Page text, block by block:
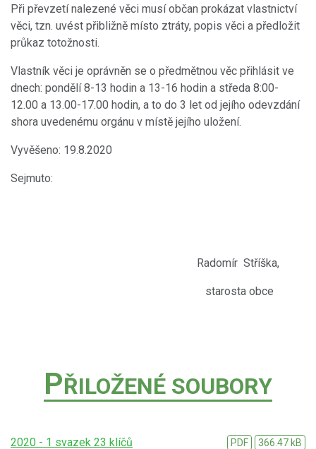
Při převzetí nalezené věci musí občan prokázat vlastnictví
věci, tzn. uvést přibližně místo ztráty, popis věci a předložit
průkaz totožnosti.
Vlastník věci je oprávněn se o předmětnou věc přihlásit ve
dnech: pondělí 8-13 hodin a 13-16 hodin a středa 8:00-
12.00 a 13.00-17.00 hodin, a to do 3 let od jejího odevzdání
shora uvedenému orgánu v místě jejího uložení.
Vyvěšeno: 19.8.2020
Sejmuto:
Radomír Stříška,
starosta obce
PŘILOŽENÉ SOUBORY
2020 - 1 svazek 23 klíčů PDF 366.47 kB